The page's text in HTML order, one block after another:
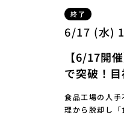
終了
6/17 (水)
【6/17開
で突破！
食品工場の人
理から脱却し「